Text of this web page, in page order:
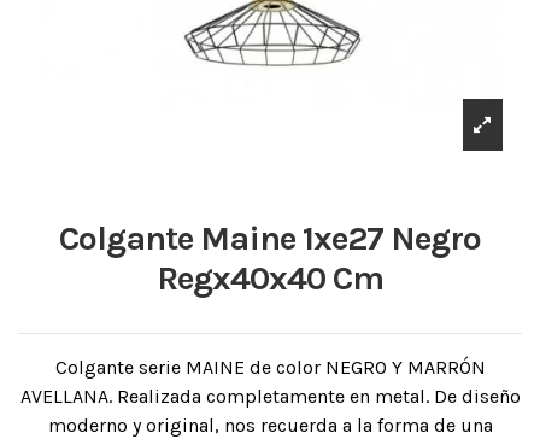
Colgante Maine 1xe27 Negro
Regx40x40 Cm
Colgante serie MAINE de color NEGRO Y MARRÓN
AVELLANA. Realizada completamente en metal. De diseño
moderno y original, nos recuerda a la forma de una